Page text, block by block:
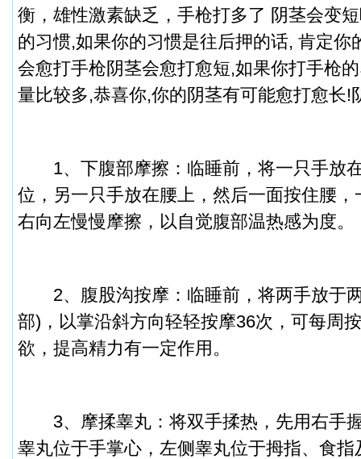
衡，雄性激素缺乏， 手枪打多了 阴茎会变
的习惯,如果你的习惯是往后押的话, 肯定你
会愈打手枪阴茎会愈打愈短,如果你打手枪
量比较多,恭喜你,你的阴茎有可能愈打愈长!
1、 下腹部摩擦：临睡前，将一只手放
位，另一只手放在腰上，然后一面按住腰
右向左慢慢摩擦，以自觉腹部温热感为度。
2、 腹股沟按摩：临睡前，将两手放于
部)，以掌沿斜方向轻轻按摩36次，可每周
欲，提高精力有一定作用。
3、 摩揉睾丸：将双手揉热，先用右手
睾丸位于手掌心，左侧睾丸位于拇指、食